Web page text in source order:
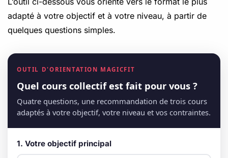
adapté à votre objectif et à votre niveau, à partir de
quelques questions simples.
OUTIL D'ORIENTATION MAGICFIT
Quel cours collectif est fait pour vous ?
Quatre questions, une recommandation de trois cours
adaptés à votre objectif, votre niveau et vos contraintes.
1. Votre objectif principal